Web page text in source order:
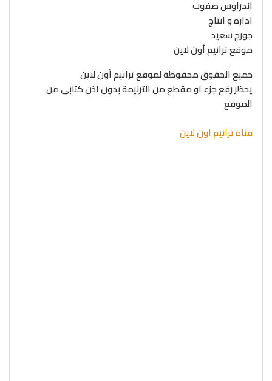
اندراوس صفوت
ادارة و انتاج
جورج سعيد
موقع ترانيم أون لاين
جميع الحقوق محفوظة لموقع ترانيم أون لاين
يحظر رفع جزء او مقطع من الترنيمة بدون اذن كتابى من
الموقع
قناة ترانيم اون لاين